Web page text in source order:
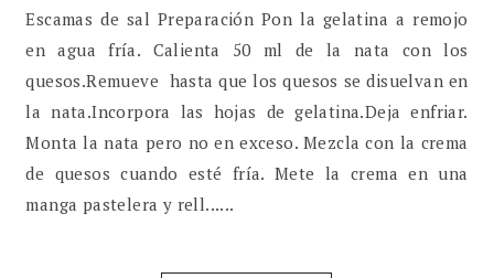
Escamas de sal Preparación Pon la gelatina a remojo
en agua fría. Calienta 50 ml de la nata con los
quesos.Remueve hasta que los quesos se disuelvan en
la nata.Incorpora las hojas de gelatina.Deja enfriar.
Monta la nata pero no en exceso. Mezcla con la crema
de quesos cuando esté fría. Mete la crema en una
manga pastelera y rell......